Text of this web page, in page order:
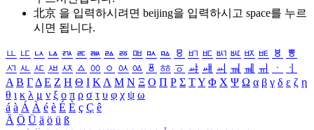
北京 을 입력하시려면 beijing을 입력하시고 space를 누르
시면 됩니다.
ㅥ ㅦ ㅧ ㅨ ㅩ ㅪ ㅫ ㅬ ㅭ ㅮ ㅯ ㅰ ㅱ ㅲ ㅳ ㅴ ㅵ ㅶ ㅷ ㅸ
ㅹ
ㅺ ㅻ ㅼ ㅽ ㅾ ㅿ ㆀ ㆁ ㆂ ㆃ ㆄ ㆅ ㆆ ㆇ ㆈ ㆉ ㆊ ㆋ ㆌ ㆍ
ㆎ
Α Β ΓΔ Ε Ζ Η Θ Ι ΚΛ Μ Ν Ξ Ο Π Ρ Σ ΤΥ Φ Χ Ψ Ω α β γ δ ε ζ η
θ ι κ λ μ ν ξ ο π ρ σ τ υ φ χ ψ ω
á à Á À é è É È ç Ç ê
Ä Ö Ü ä ö ü ß